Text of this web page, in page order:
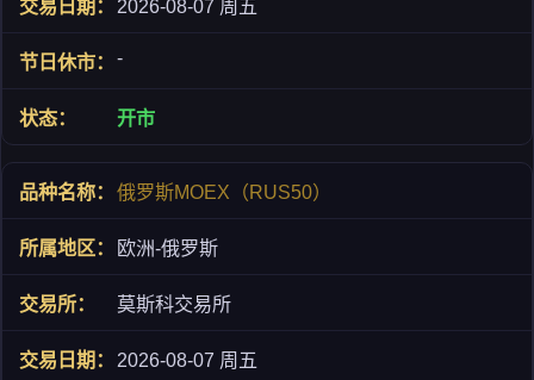
2026-08-07 周五
-
开市
俄罗斯MOEX（RUS50）
欧洲-俄罗斯
莫斯科交易所
2026-08-07 周五